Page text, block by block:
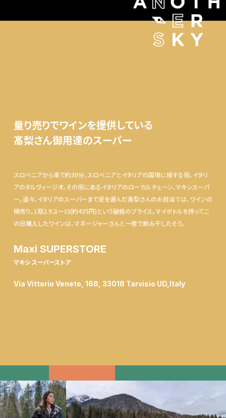
量り売りでワインを提供している
髙梨さん御用達のスーパー
スロベニアから車で約30分、スロベニアとイタリアの国境に接する街、イタリ
アのタルヴィージオ。その街にあるイタリアのローカルチェーン、マキシスーパ
ー。遥々、イタリアのスーパーまで足を運んだ髙梨さんのお目当ては、ワインの
樽売り。1瓶2.9ユーロ(約435円)という破格のプライス。マイボトルを持ってこ
の日購入したワインは、マネージャーさんと一夜で飲み干したそう。
Maxi SUPERSTORE
マキシ スーパーストア
Via Vittorio Veneto, 168, 33018 Tarvisio UD,Italy